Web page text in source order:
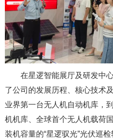
在星逻智能展厅及研发中
了公司的发展历程、核心技术
业界第一台无人机自动机库，
机机库、全球首个无人机载荷
装机容量的“星逻驭光”光伏巡